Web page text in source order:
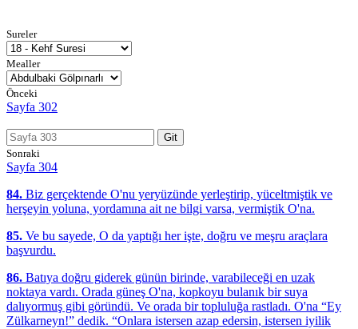
Sureler
Mealler
Önceki
Sayfa 302
Git
Sonraki
Sayfa 304
84. Biz gerçektende O'nu yeryüzünde yerleştirip, yüceltmiştik ve
herşeyin yoluna, yordamına ait ne bilgi varsa, vermiştik O'na.
85. Ve bu sayede, O da yaptığı her işte, doğru ve meşru araçlara
başvurdu.
86. Batıya doğru giderek günün birinde, varabileceği en uzak
noktaya vardı. Orada güneş O'na, kopkoyu bulanık bir suya
dalıyormuş gibi göründü. Ve orada bir topluluğa rastladı. O'na “Ey
Zülkarneyn!” dedik. “Onlara istersen azap edersin, istersen iyilik